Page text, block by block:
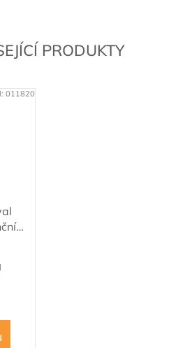
PRODUKTY
011820